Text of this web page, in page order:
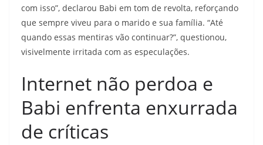
com isso”, declarou Babi em tom de revolta, reforçando
que sempre viveu para o marido e sua família. “Até
quando essas mentiras vão continuar?”, questionou,
visivelmente irritada com as especulações.
Internet não perdoa e
Babi enfrenta enxurrada
de críticas